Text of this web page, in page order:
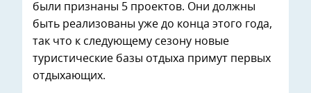
были признаны 5 проектов. Они должны
быть реализованы уже до конца этого года,
так что к следующему сезону новые
туристические базы отдыха примут первых
отдыхающих.